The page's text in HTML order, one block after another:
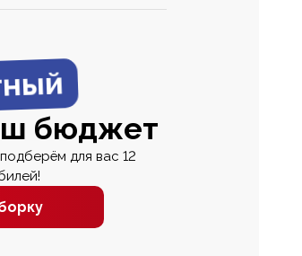
бюджет
для вас 12